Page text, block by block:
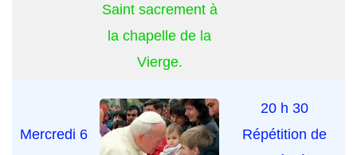
Saint sacrement à
la chapelle de la
Vierge.
Mercredi 6
20 h 30
Répétition de